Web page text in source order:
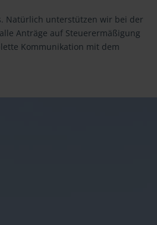
Natürlich unterstützen wir bei der
Anträge auf Steuerermäßigung
Kommunikation mit dem